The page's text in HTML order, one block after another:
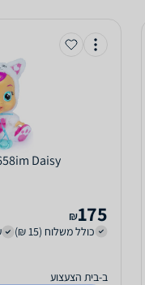
Daisy
175
₪
כולל משלוח (15 ₪)
ב-בית הצעצוע